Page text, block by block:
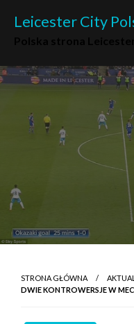
Leicester City
STRONA GŁÓWNA
DWIE KONTROWERSJE W